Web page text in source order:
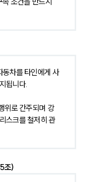
동차를 타인에게 사
됩니다.
위로 간주되며 강
스크를 철저히 관
조)